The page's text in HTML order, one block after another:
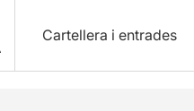
Cartellera i entrades